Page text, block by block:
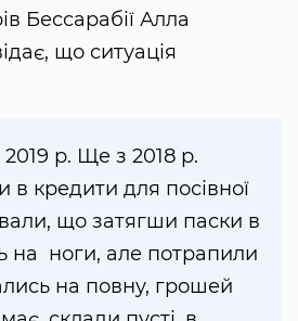
Бессарабії Алла
що ситуація
р. Ще з 2018 р.
в кредити для посівної
що затягши паски в
на ноги, але потрапили
на повну, грошей